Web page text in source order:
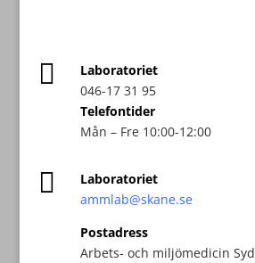

Laboratoriet
046-17 31 95
Telefontider
Mån – Fre 10:00-12:00

Laboratoriet
ammlab@skane.se
Postadress
Arbets- och miljömedicin Syd